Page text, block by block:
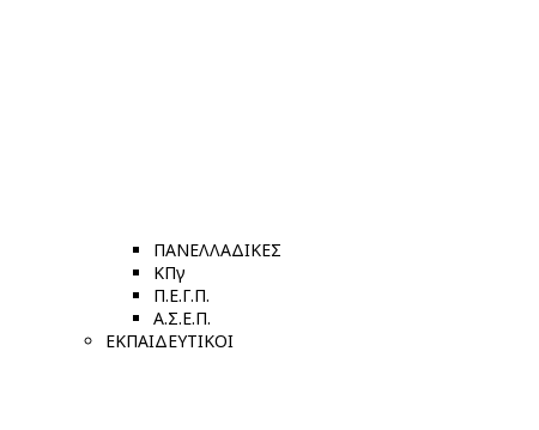
ΠΑΝΕΛΛΑΔΙΚΕΣ
ΚΠγ
Π.Ε.Γ.Π.
Α.Σ.Ε.Π.
ΕΚΠΑΙΔΕΥΤΙΚΟΙ